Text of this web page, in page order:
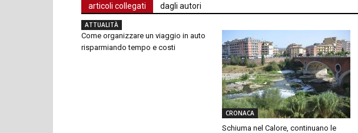
articoli collegati dagli autori
ATTUALITÀ
Come organizzare un viaggio in auto
risparmiando tempo e costi
CRONACA
Schiuma nel Calore, continuano le